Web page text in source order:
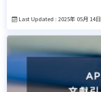
Last Updated : 2025年 05月 14日